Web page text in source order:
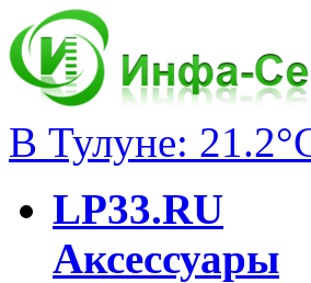
В Тулуне:
LP33.RU
Аксессуары